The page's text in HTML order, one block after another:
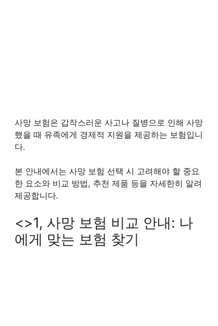
사망 보험은 갑작스러운 사고나 질병으로 인해 사망
했을 때 유족에게 경제적 지원을 제공하는 보험입니
다.
본 안내에서는 사망 보험 선택 시 고려해야 할 중요
한 요소와 비교 방법, 추천 제품 등을 자세한히 알려
제공합니다.
<>1, 사망 보험 비교 안내: 나
에게 맞는 보험 찾기